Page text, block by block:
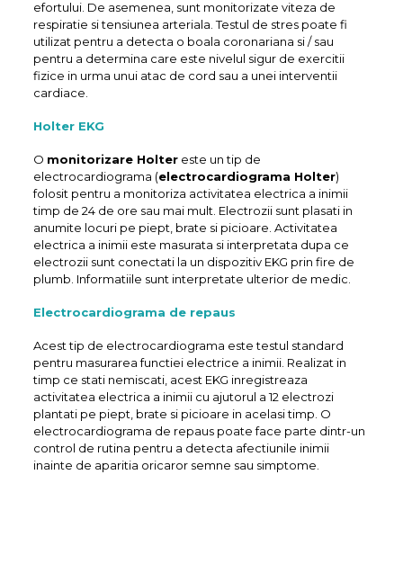
efortului. De asemenea, sunt monitorizate viteza de
respiratie si tensiunea arteriala. Testul de stres poate fi
utilizat pentru a detecta o boala coronariana si / sau
pentru a determina care este nivelul sigur de exercitii
fizice in urma unui atac de cord sau a unei interventii
cardiace.
Holter EKG
O monitorizare Holtereste un tip de
electrocardiograma (electrocardiograma Holter)
folosit pentru a monitoriza activitatea electrica a inimii
timp de 24 de ore sau mai mult. Electrozii sunt plasati in
anumite locuri pe piept, brate si picioare. Activitatea
electrica a inimii este masurata si interpretata dupa ce
electrozii sunt conectati la un dispozitiv EKG prin fire de
plumb. Informatiile sunt interpretate ulterior de medic.
Electrocardiograma de repaus
Acest tip de electrocardiograma este testul standard
pentru masurarea functiei electrice a inimii. Realizat in
timp ce stati nemiscati, acest EKG inregistreaza
activitatea electrica a inimii cu ajutorul a 12 electrozi
plantati pe piept, brate si picioare in acelasi timp. O
electrocardiograma de repaus poate face parte dintr-un
control de rutina pentru a detecta afectiunile inimii
inainte de aparitia oricaror semne sau simptome.